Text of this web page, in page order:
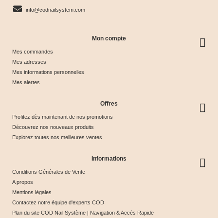
info@codnailsystem.com
Mon compte
Mes commandes
Mes adresses
Mes informations personnelles
Mes alertes
Offres
Profitez dès maintenant de nos promotions
Découvrez nos nouveaux produits
Explorez toutes nos meilleures ventes
Informations
Conditions Générales de Vente
A propos
Mentions légales
Contactez notre équipe d'experts COD
Plan du site COD Nail Système | Navigation & Accès Rapide